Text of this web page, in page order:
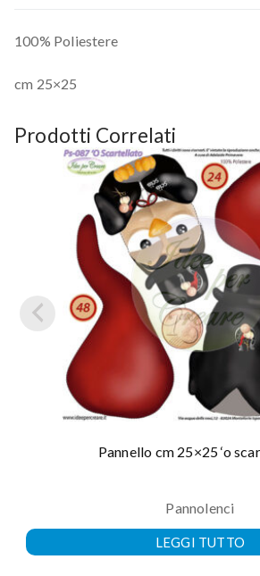
100% Poliestere
cm 25×25
Prodotti Correlati
Pannello cm 25×25 ‘o
Pannolenci
LEGGI TUTTO